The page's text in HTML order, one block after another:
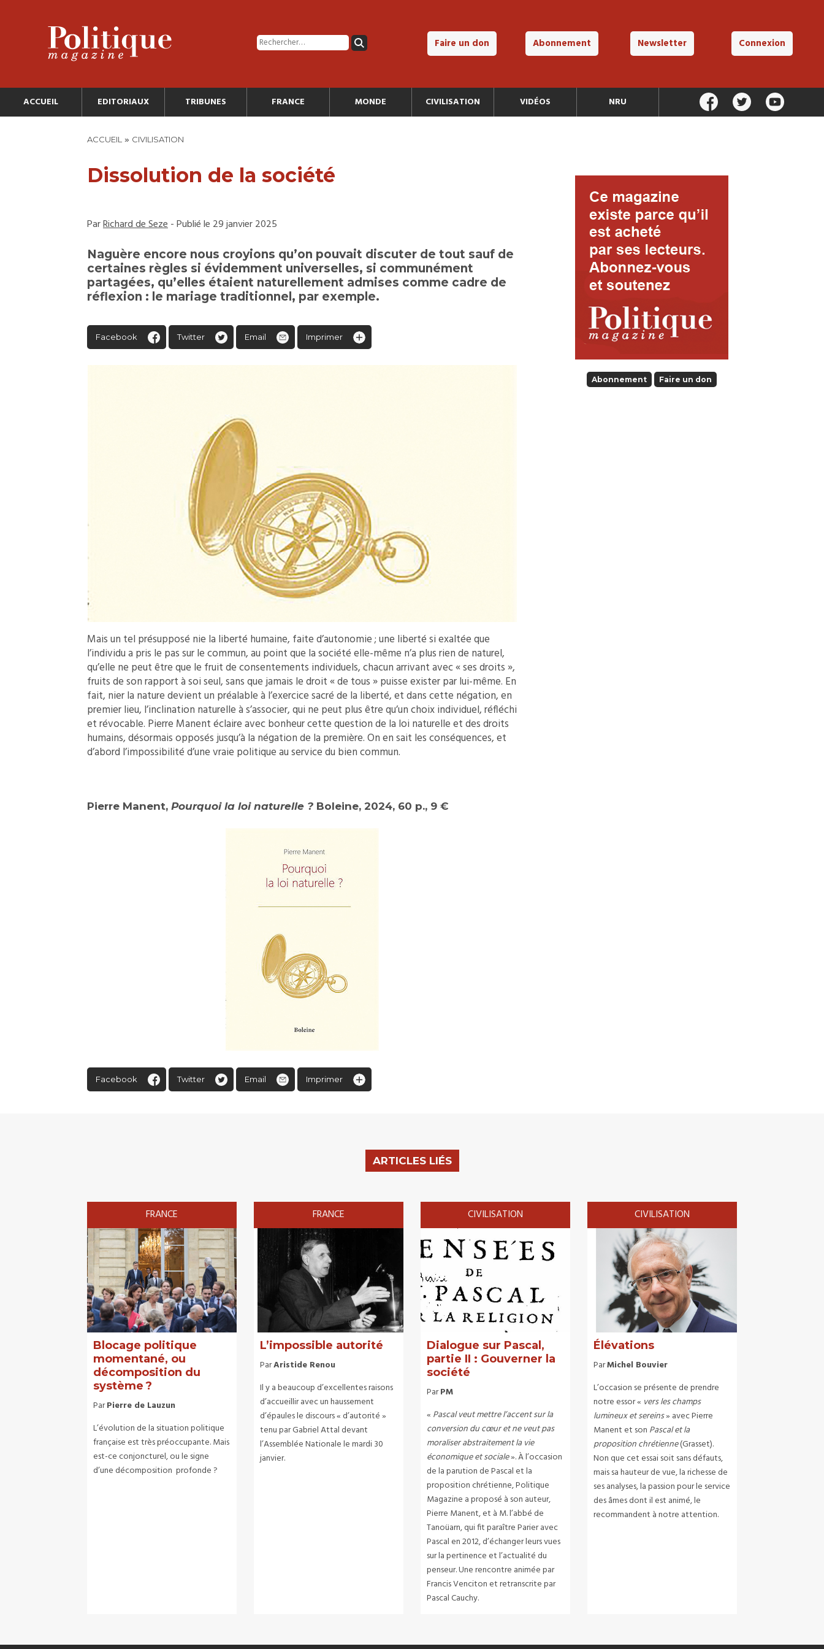
Faire un don Abonnement Newsletter Connexion
ACCUEIL EDITORIAUX TRIBUNES FRANCE MONDE CIVILISATION VIDÉOS NRU
ACCUEIL » CIVILISATION
Dissolution de la société
ParRichard de Seze- Publié le 29 janvier 2025
Naguère encore nous croyions qu’on pouvait discuter de tout sauf de
certaines règles si évidemment universelles, si communément
partagées, qu’elles étaient naturellement admises comme cadre de
réflexion : le mariage traditionnel, par exemple.
Facebook Twitter Email Imprimer
Mais un tel présupposé nie la liberté humaine, faite d’autonomie ; une liberté si exaltée que
l’individu a pris le pas sur le commun, au point que la société elle-même n’a plus rien de naturel,
qu’elle ne peut être que le fruit de consentements individuels, chacun arrivant avec « ses droits »,
fruits de son rapport à soi seul, sans que jamais le droit « de tous » puisse exister par lui-même. En
fait, nier la nature devient un préalable à l’exercice sacré de la liberté, et dans cette négation, en
premier lieu, l’inclination naturelle à s’associer, qui ne peut plus être qu’un choix individuel, réfléchi
et révocable. Pierre Manent éclaire avec bonheur cette question de la loi naturelle et des droits
humains, désormais opposés jusqu’à la négation de la première. On en sait les conséquences, et
d’abord l’impossibilité d’une vraie politique au service du bien commun.
Pierre Manent, Pourquoi la loi naturelle ? Boleine, 2024, 60 p., 9 €
Facebook Twitter Email Imprimer
Abonnement Faire un don
ARTICLES LIÉS
FRANCE
Blocage politique
momentané, ou
décomposition du
système ?
ParPierre de Lauzun
L’évolution de la situation politique
française est très préoccupante. Mais
est-ce conjoncturel, ou le signe
d’une décomposition profonde ?
FRANCE
L’impossible autorité
ParAristide Renou
Il y a beaucoup d’excellentes raisons
d’accueillir avec un haussement
d’épaules le discours « d’autorité »
tenu par Gabriel Attal devant
l’Assemblée Nationale le mardi 30
janvier.
CIVILISATION
Dialogue sur Pascal,
partie II : Gouverner la
société
ParPM
« Pascal veut mettre l’accent sur la
conversion du cœur et ne veut pas
moraliser abstraitement la vie
économique et sociale». À l’occasion
de la parution de Pascal et la
proposition chrétienne, Politique
Magazine a proposé à son auteur,
Pierre Manent, et à M. l’abbé de
Tanoüarn, qui fit paraître Parier avec
Pascal en 2012, d’échanger leurs vues
sur la pertinence et l’actualité du
penseur. Une rencontre animée par
Francis Venciton et retranscrite par
Pascal Cauchy.
CIVILISATION
Élévations
ParMichel Bouvier
L’occasion se présente de prendre
notre essor « vers les champs
lumineux et sereins» avec Pierre
Manent et son Pascal et la
proposition chrétienne(Grasset).
Non que cet essai soit sans défauts,
mais sa hauteur de vue, la richesse de
ses analyses, la passion pour le service
des âmes dont il est animé, le
recommandent à notre attention.